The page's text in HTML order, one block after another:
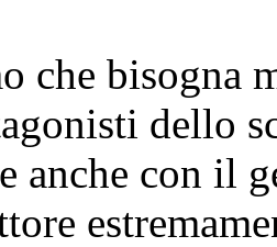
bisogna
dello
anche con il